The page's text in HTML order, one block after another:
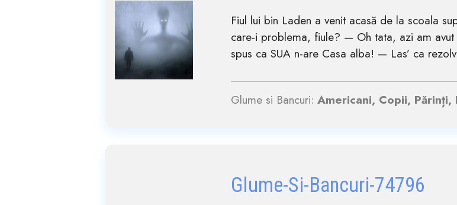
Fiul lui bin Laden a venit acasă de la scoala
care-i problema, fiule? — Oh tata, azi am
spus ca SUA n-are Casa alba! — Las’ ca
Glume si Bancuri:Americani, Copii, Părinți,
Glume-Si-Bancuri-74796